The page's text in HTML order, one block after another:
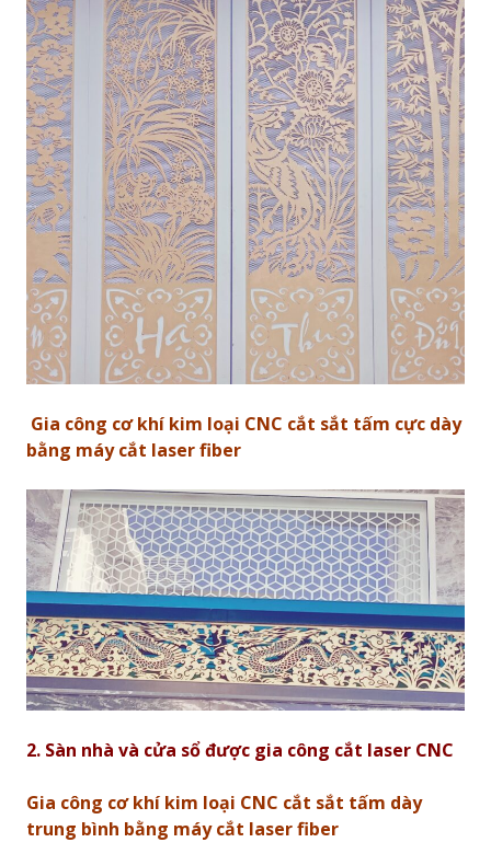
Gia công cơ khí kim loại CNC cắt sắt tấm cực dày
bằng máy cắt laser fiber
2. Sàn nhà và cửa sổ được gia công cắt laser CNC
Gia công cơ khí kim loại CNC cắt sắt tấm dày
trung bình bằng máy cắt laser fiber